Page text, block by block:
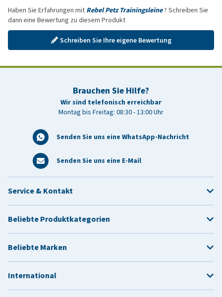
Haben Sie Erfahrungen mit Rebel Petz Trainingsleine? Schreiben Sie
dann eine Bewertung zu diesem Produkt
Schreiben Sie Ihre eigene Bewertung
Brauchen Sie Hilfe?
Wir sind telefonisch erreichbar
Montag bis Freitag: 08:30 - 13:00 Uhr
Senden Sie uns eine WhatsApp-Nachricht
Senden Sie uns eine E-Mail
Service & Kontakt
Beliebte Produktkategorien
Beliebte Marken
International